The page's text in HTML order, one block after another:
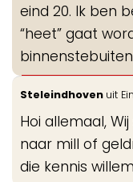
eind 20. Ik ben
“heet” gaat
binnenstebuiten
Steleindhoven uit
Hoi allemaal,
naar mill of
die kennis